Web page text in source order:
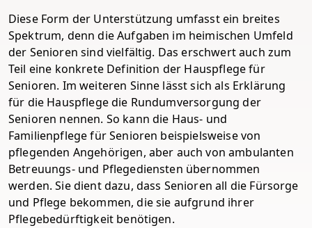
Diese Form der Unterstützung umfasst ein breites
Spektrum, denn die Aufgaben im heimischen Umfeld
der Senioren sind vielfältig. Das erschwert auch zum
Teil eine konkrete Definition der Hauspflege für
Senioren. Im weiteren Sinne lässt sich als Erklärung
für die Hauspflege die Rundumversorgung der
Senioren nennen. So kann die Haus- und
Familienpflege für Senioren beispielsweise von
pflegenden Angehörigen, aber auch von ambulanten
Betreuungs- und Pflegediensten übernommen
werden. Sie dient dazu, dass Senioren all die Fürsorge
und Pflege bekommen, die sie aufgrund ihrer
Pflegebedürftigkeit benötigen.